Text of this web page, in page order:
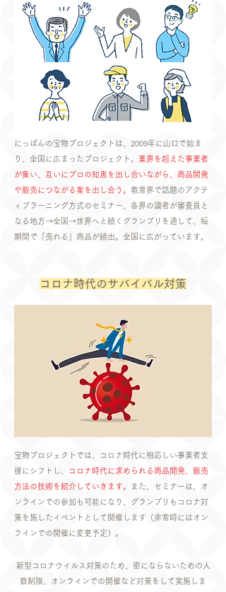
にっぽんの宝物プロジェクトは、2009年に山口で始ま
り、全国に広まったプロジェクト。 業界を超えた事業者
が集い、互いにプロの知恵を出し合いながら、商品開発
や販売につながる案を出し合う。 教育界で話題のアクテ
ィブラーニング方式のセミナー、各界の識者が審査員と
なる地方→全国→世界へと続くグランプリを通して、短
期間で「売れる」商品が続出。全国に広がっています。
コロナ時代のサバイバル対策
宝物プロジェクトでは、コロナ時代に相応しい事業者支
援にシフトし、
コロナ時代に求められる商品開発、販売
方法の技術を紹介していきます。
また、セミナーは、オ
ンラインでの参加も可能になり、グランプリもコロナ対
策を施したイベントとして開催します（非常時にはオン
ラインでの開催に変更予定）。
新型コロナウイルス対策のため、密にならないための人
数制限、オンラインでの開催など対策をして実施しま